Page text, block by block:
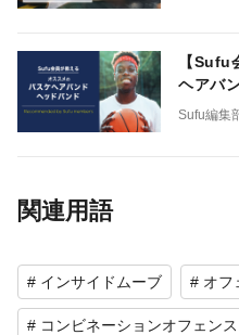
【Sufu
ヘアバ
Sufu編集
関連用語
# インサイドムーブ # オフ
# コンビネーションオフェンス